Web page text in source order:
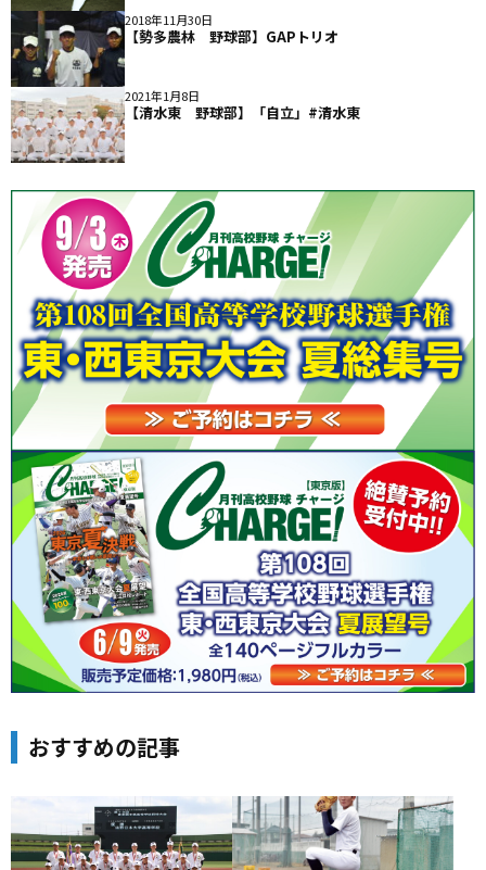
2018年11月30日
【勢多農林 野球部】GAPトリオ
2021年1月8日
【清水東 野球部】「自立」#清水東
おすすめの記事